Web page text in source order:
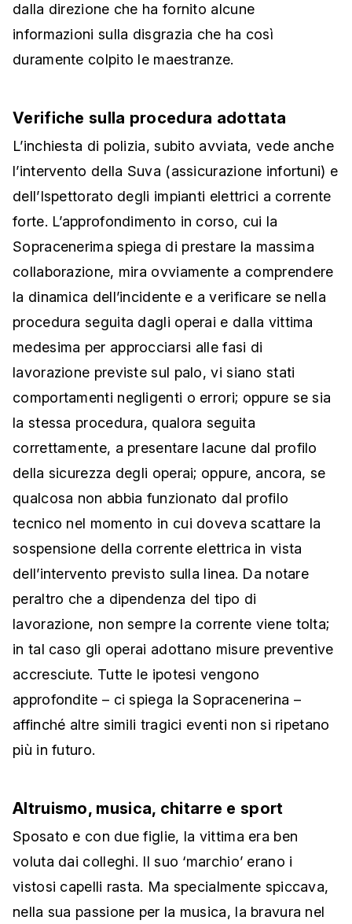
dalla direzione che ha fornito alcune
informazioni sulla disgrazia che ha così
duramente colpito le maestranze.
Verifiche sulla procedura adottata
L’inchiesta di polizia, subito avviata, vede anche
l’intervento della Suva (assicurazione infortuni) e
dell’Ispettorato degli impianti elettrici a corrente
forte. L’approfondimento in corso, cui la
Sopracenerima spiega di prestare la massima
collaborazione, mira ovviamente a comprendere
la dinamica dell’incidente e a verificare se nella
procedura seguita dagli operai e dalla vittima
medesima per approcciarsi alle fasi di
lavorazione previste sul palo, vi siano stati
comportamenti negligenti o errori; oppure se sia
la stessa procedura, qualora seguita
correttamente, a presentare lacune dal profilo
della sicurezza degli operai; oppure, ancora, se
qualcosa non abbia funzionato dal profilo
tecnico nel momento in cui doveva scattare la
sospensione della corrente elettrica in vista
dell’intervento previsto sulla linea. Da notare
peraltro che a dipendenza del tipo di
lavorazione, non sempre la corrente viene tolta;
in tal caso gli operai adottano misure preventive
accresciute. Tutte le ipotesi vengono
approfondite – ci spiega la Sopracenerina –
affinché altre simili tragici eventi non si ripetano
più in futuro.
Altruismo, musica, chitarre e sport
Sposato e con due figlie, la vittima era ben
voluta dai colleghi. Il suo ‘marchio’ erano i
vistosi capelli rasta. Ma specialmente spiccava,
nella sua passione per la musica, la bravura nel